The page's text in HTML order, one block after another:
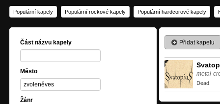
Populární kapely Populární rockové kapely Populární hardcorové kapely
Část názvu kapely
Město
Žánr
Přidat kapelu
metal-
Dead.